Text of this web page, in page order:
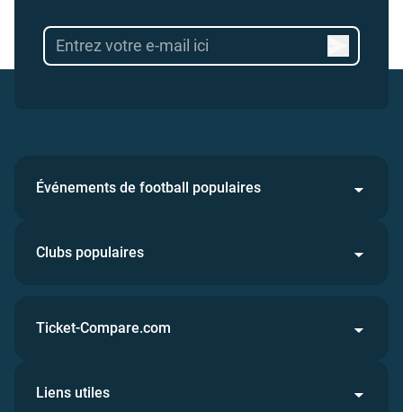
Événements de football populaires
Clubs populaires
Ticket-Compare.com
Liens utiles